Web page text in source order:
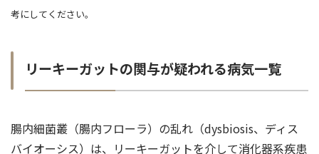
考にしてください。
リーキーガットの関与が疑われる病気一覧
腸内細菌叢（腸内フローラ）の乱れ（dysbiosis、ディス
バイオーシス）は、リーキーガットを介して消化器系疾患